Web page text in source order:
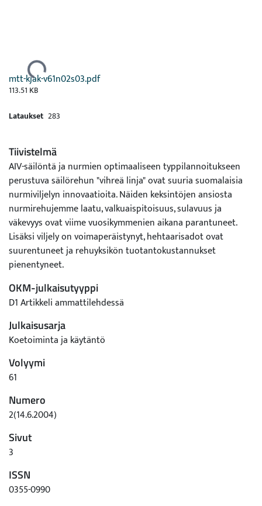
Ladataan...
mtt-kjak-v61n02s03.pdf
113.51 KB
Lataukset 283
Tiivistelmä
AIV-säilöntä ja nurmien optimaaliseen typpilannoitukseen
perustuva säilörehun "vihreä linja" ovat suuria suomalaisia
nurmiviljelyn innovaatioita. Näiden keksintöjen ansiosta
nurmirehujemme laatu, valkuaispitoisuus, sulavuus ja
väkevyys ovat viime vuosikymmenien aikana parantuneet.
Lisäksi viljely on voimaperäistynyt, hehtaarisadot ovat
suurentuneet ja rehuyksikön tuotantokustannukset
pienentyneet.
OKM-julkaisutyyppi
D1 Artikkeli ammattilehdessä
Julkaisusarja
Koetoiminta ja käytäntö
Volyymi
61
Numero
2(14.6.2004)
Sivut
3
ISSN
0355-0990